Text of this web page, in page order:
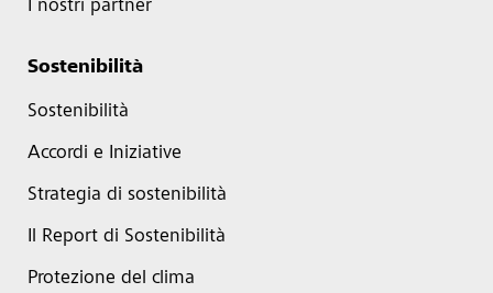
I nostri partner
Sostenibilità
Sostenibilità
Accordi e Iniziative
Strategia di sostenibilità
Il Report di Sostenibilità
Protezione del clima